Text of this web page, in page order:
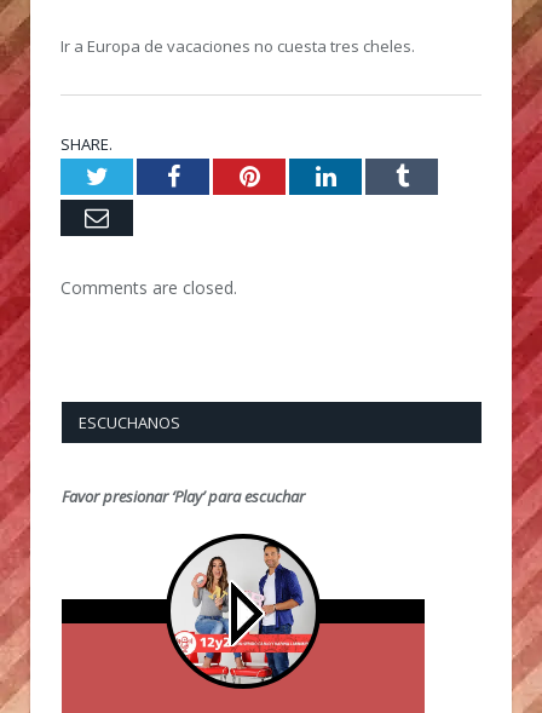
Ir a Europa de vacaciones no cuesta tres cheles.
SHARE.
TwitterFacebookPinterestLinkedInTumblr
Email
Comments are closed.
ESCUCHANOS
Favor presionar ‘Play’ para escuchar